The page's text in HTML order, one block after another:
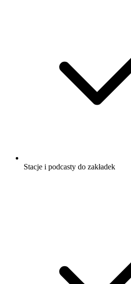
Stacje i podcasty do zakładek